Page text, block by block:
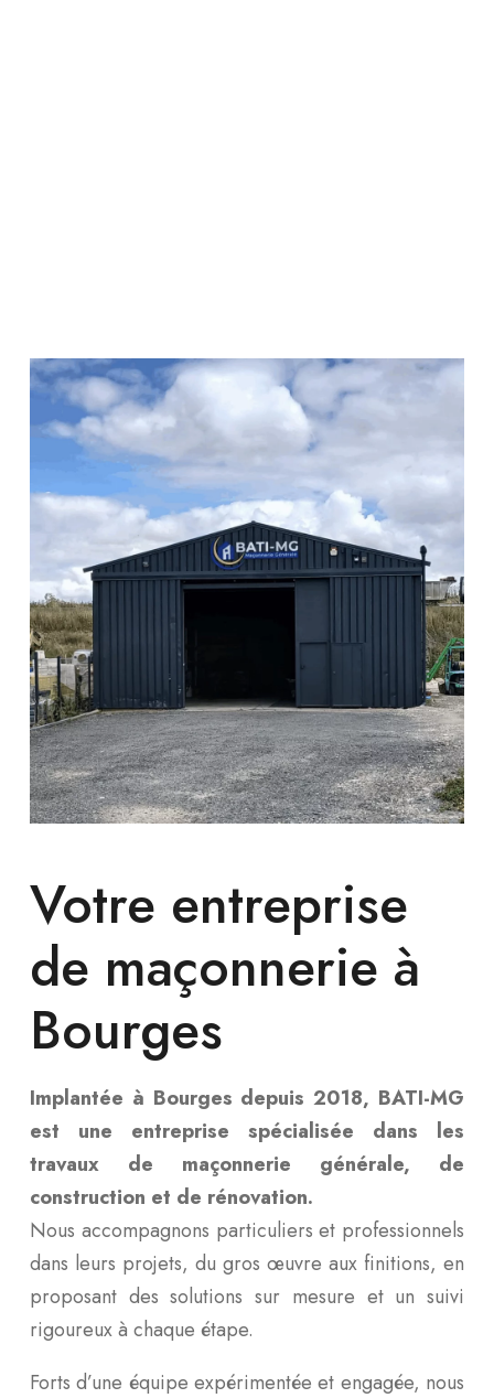
Votre entreprise
de maçonnerie à
Bourges
Implantée à Bourges depuis 2018, BATI-MG
est une entreprise spécialisée dans les
travaux de maçonnerie générale, de
construction et de rénovation.
Nous accompagnons particuliers et professionnels
dans leurs projets, du gros œuvre aux finitions, en
proposant des solutions sur mesure et un suivi
rigoureux à chaque étape.
Forts d’une équipe expérimentée et engagée, nous